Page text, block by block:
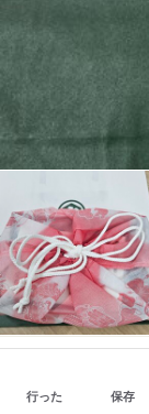
口コミ 2429件
行った 保存